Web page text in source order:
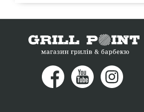
Дивитесь і замовляйте також
Наберіть прямо зараз нашим